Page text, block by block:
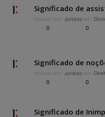
Significado de
Iniciado por: Juristas em:
0 0
Significado de
Iniciado por: Juristas em:
0 0
Significado de